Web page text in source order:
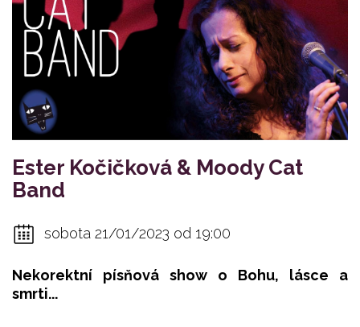
Ester Kočičková & Moody Cat
Band
sobota 21/01/2023 od 19:00
Nekorektní písňová show o Bohu, lásce a
smrti...